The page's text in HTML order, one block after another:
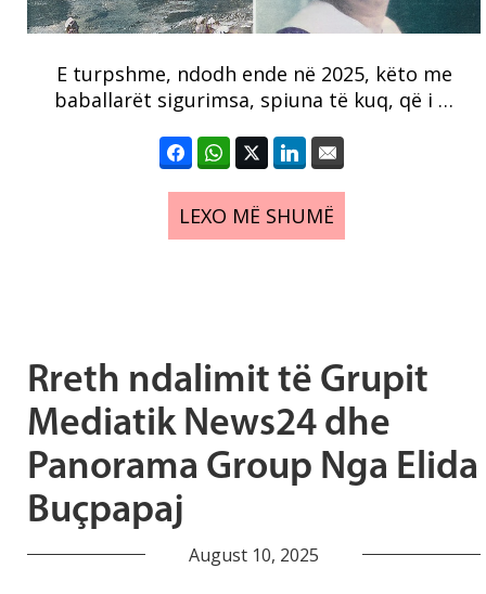
E turpshme, ndodh ende në 2025, këto me
baballarët sigurimsa, spiuna të kuq, që i …
LEXO MË SHUMË
Rreth ndalimit të Grupit
Mediatik News24 dhe
Panorama Group Nga Elida
Buçpapaj
August 10, 2025